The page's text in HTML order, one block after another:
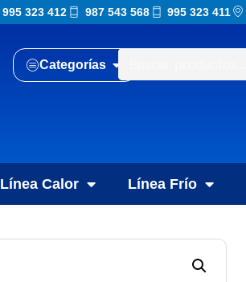
995 323 412 987 543 568 995 323 411
Categorías
Línea Calor Línea Frío